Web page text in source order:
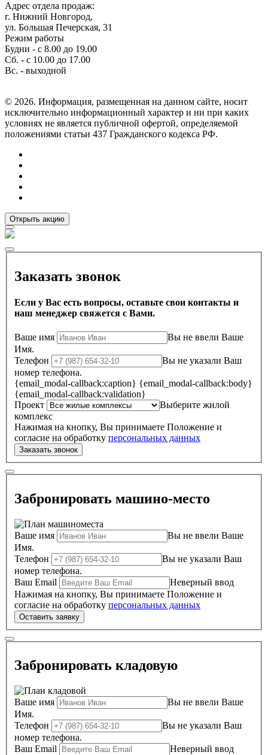
Адрес отдела продаж:
г. Нижний Новгород,
ул. Большая Печерская, 31
Режим работы
Будни - с 8.00 до 19.00
Сб. - с 10.00 до 17.00
Вс. - выходной
© 2026. Информация, размещенная на данном сайте, носит
исключительно информационный характер и ни при каких
условиях не является публичной офертой, определяемой
положениями статьи 437 Гражданского кодекса РФ.
Открыть акцию
Заказать звонок
Если у Вас есть вопросы, оставьте свои контакты и
наш менеджер свяжется с Вами.
Ваше имя
Вы не ввели Ваше
Имя.
Телефон
Вы не указали Ваш
номер телефона.
{email_modal-callback:caption} {email_modal-callback:body}
{email_modal-callback:validation}
Проект
Выберите жилой
комплекс
Нажимая на кнопку, Вы принимаете Положение и
согласие на обработку персональных данных
Забронировать машино-место
Ваше имя
Вы не ввели Ваше
Имя.
Телефон
Вы не указали Ваш
номер телефона.
Ваш Email
Неверный ввод
Нажимая на кнопку, Вы принимаете Положение и
согласие на обработку персональных данных
Забронировать кладовую
Ваше имя
Вы не ввели Ваше
Имя.
Телефон
Вы не указали Ваш
номер телефона.
Ваш Email
Неверный ввод